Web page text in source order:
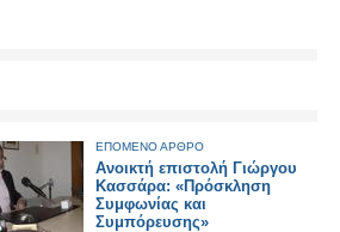
ΕΠΟΜΕΝΟ ΑΡΘΡΟ
Ανοικτή επιστολή Γιώργου
Κασσάρα: «Πρόσκληση
Συμφωνίας και
Συμπόρευσης»